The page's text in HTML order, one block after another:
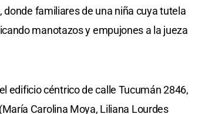
familiares de una niña cuya tutela
manotazos y empujones a la jueza
edificio céntrico de calle Tucumán 2846,
Carolina Moya, Liliana Lourdes